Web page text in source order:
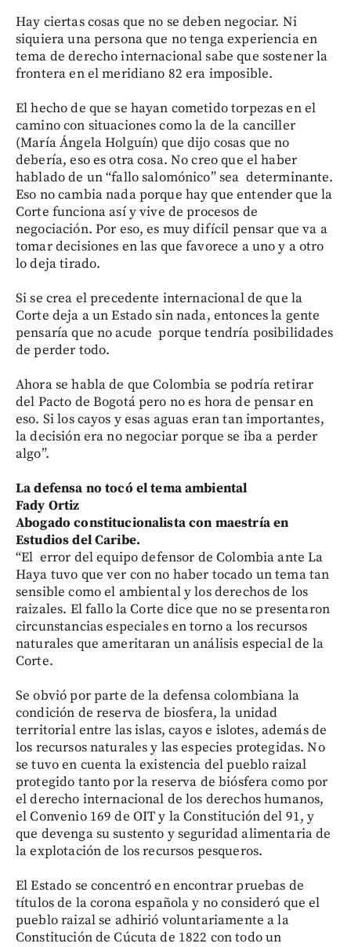
Hay ciertas cosas que no se deben negociar. Ni
siquiera una persona que no tenga experiencia en
tema de derecho internacional sabe que sostener la
frontera en el meridiano 82 era imposible.
El hecho de que se hayan cometido torpezas en el
camino con situaciones como la de la canciller
(María Ángela Holguín) que dijo cosas que no
debería, eso es otra cosa. No creo que el haber
hablado de un “fallo salomónico” sea determinante.
Eso no cambia nada porque hay que entender que la
Corte funciona así y vive de procesos de
negociación. Por eso, es muy difícil pensar que va a
tomar decisiones en las que favorece a uno y a otro
lo deja tirado.
Si se crea el precedente internacional de que la
Corte deja a un Estado sin nada, entonces la gente
pensaría que no acude porque tendría posibilidades
de perder todo.
Ahora se habla de que Colombia se podría retirar
del Pacto de Bogotá pero no es hora de pensar en
eso. Si los cayos y esas aguas eran tan importantes,
la decisión era no negociar porque se iba a perder
algo”.
La defensa no tocó el tema ambiental
Fady Ortiz
Abogado constitucionalista con maestría en
Estudios del Caribe.
“El error del equipo defensor de Colombia ante La
Haya tuvo que ver con no haber tocado un tema tan
sensible como el ambiental y los derechos de los
raizales. El fallo la Corte dice que no se presentaron
circunstancias especiales en torno a los recursos
naturales que ameritaran un análisis especial de la
Corte.
Se obvió por parte de la defensa colombiana la
condición de reserva de biosfera, la unidad
territorial entre las islas, cayos e islotes, además de
los recursos naturales y las especies protegidas. No
se tuvo en cuenta la existencia del pueblo raizal
protegido tanto por la reserva de biósfera como por
el derecho internacional de los derechos humanos,
el Convenio 169 de OIT y la Constitución del 91, y
que devenga su sustento y seguridad alimentaria de
la explotación de los recursos pesqueros.
El Estado se concentró en encontrar pruebas de
títulos de la corona española y no consideró que el
pueblo raizal se adhirió voluntariamente a la
Constitución de Cúcuta de 1822 con todo un